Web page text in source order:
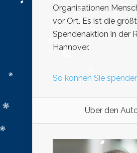
Organisationen
vor Ort. Es ist die
Spendenaktion in der
Hannover.
So können Sie
Über den